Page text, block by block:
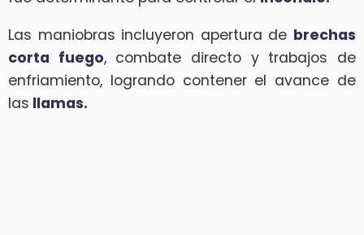
Las maniobras incluyeron apertura de brechas
corta fuego, combate directo y trabajos de
enfriamiento, logrando contener el avance de
las llamas.